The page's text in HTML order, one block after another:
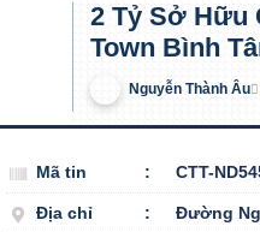
2 Tỷ Sở Hữu Căn Hộ Green
Town Bình
Nguyễn Thành Âu
Mã tin : CTT-
Địa chỉ : Đường